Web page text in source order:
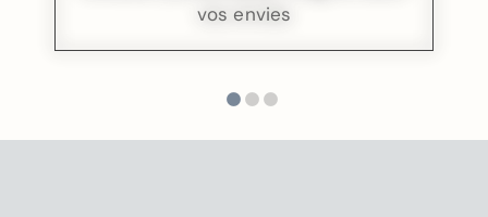
vos envies